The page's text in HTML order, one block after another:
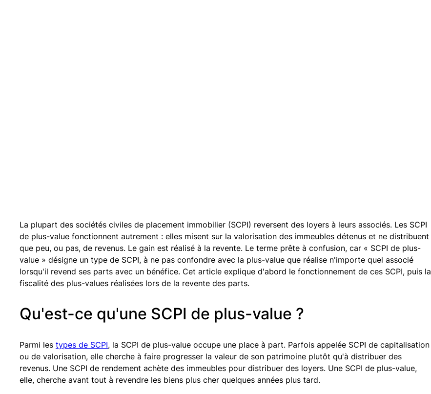
La plupart des sociétés civiles de placement immobilier (SCPI) reversent des loyers à leurs associés. Les SCPI
de plus-value fonctionnent autrement : elles misent sur la valorisation des immeubles détenus et ne distribuent
que peu, ou pas, de revenus. Le gain est réalisé à la revente. Le terme prête à confusion, car « SCPI de plus-
value » désigne un type de SCPI, à ne pas confondre avec la plus-value que réalise n'importe quel associé
lorsqu'il revend ses parts avec un bénéfice. Cet article explique d'abord le fonctionnement de ces SCPI, puis la
fiscalité des plus-values réalisées lors de la revente des parts.
Qu'est-ce qu'une SCPI de plus-value ?
Parmi les types de SCPI, la SCPI de plus-value occupe une place à part. Parfois appelée SCPI de capitalisation
ou de valorisation, elle cherche à faire progresser la valeur de son patrimoine plutôt qu'à distribuer des
revenus. Une SCPI de rendement achète des immeubles pour distribuer des loyers. Une SCPI de plus-value,
elle, cherche avant tout à revendre les biens plus cher quelques années plus tard.